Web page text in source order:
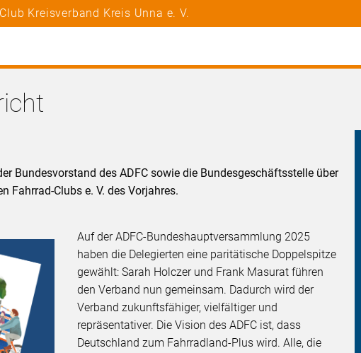
Kreisverband Kreis Unna e. V.
Bundesvorstand des ADFC sowie die Bundesgeschäftsstelle über
Fahrrad-Clubs e. V. des Vorjahres.
Auf der ADFC-Bundeshauptversammlung 2025
haben die Delegierten eine paritätische Doppelspitze
gewählt: Sarah Holczer und Frank Masurat führen
den Verband nun gemeinsam. Dadurch wird der
Verband zukunftsfähiger, vielfältiger und
repräsentativer. Die Vision des ADFC ist, dass
Deutschland zum Fahrradland-Plus wird. Alle, die